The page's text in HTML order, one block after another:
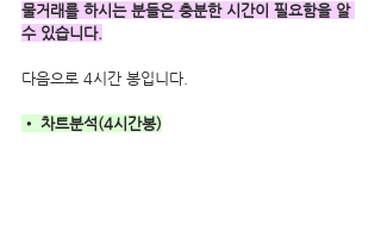
물거래를 하시는 분들은 충분한 시간이 필요함을 알
수 있습니다.
다음으로 4시간 봉입니다.
• 차트분석(4시간봉)